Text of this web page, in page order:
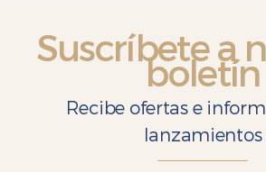
Suscríbete a
boletín
Recibe ofertas e
lanzamientos